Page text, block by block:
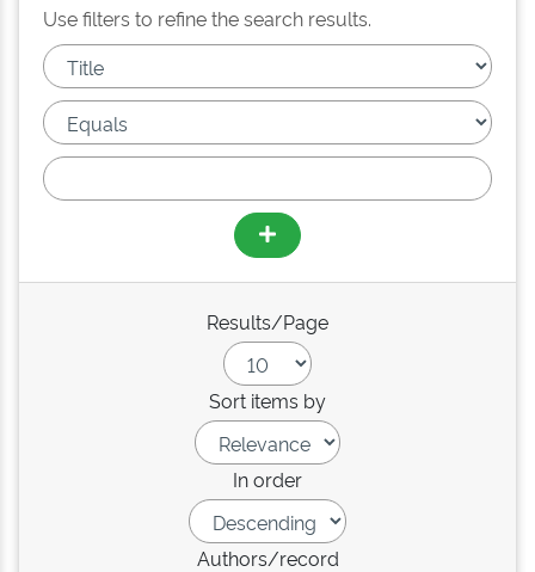
Use filters to refine the search results.
Results/Page
Sort items by
In order
Authors/record